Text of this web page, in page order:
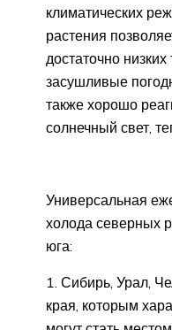
климатических
растения
достаточно
засушливые
также хорошо
солнечный свет,
Универсальная
холода северных
юга:
Сибирь, Урал,
края, которым